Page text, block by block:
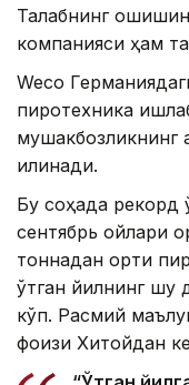
Талабнинг
компанияси ҳам
Weco
пиротехника
мушакбозликнинг
қилинади.
Бу соҳада рекорд
сентябрь ойлари
тоннадан ортиқ
ўтган йилнинг шу
кўп. Расмий
фоизи Хитойдан